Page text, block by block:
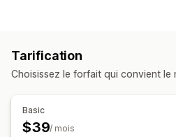
Tarification
Tarification dynamique
Suppléments par variante
Optimisation pour le format mobile
Tarification
Choisissez le forfait qui convient le
Basic
$39/ mois